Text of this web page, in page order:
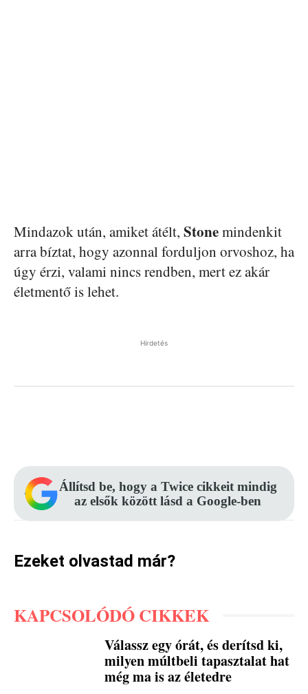
Mindazok után, amiket átélt, Stonemindenkit
arra bíztat, hogy azonnal forduljon orvoshoz, ha
úgy érzi, valami nincs rendben, mert ez akár
életmentő is lehet.
Hirdetés
Állítsd be, hogy a Twice cikkeit mindig
az elsők között lásd a Google-ben
Ezeket olvastad már?
KAPCSOLÓDÓ CIKKEK
Válassz egy órát, és derítsd ki,
milyen múltbeli tapasztalat hat
még ma is az életedre